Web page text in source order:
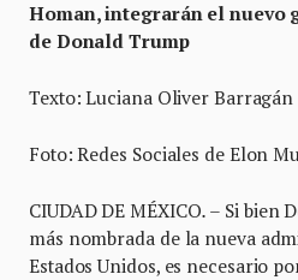
Homan, integrarán el nuevo
de Donald Trump
Texto: Luciana Oliver Barragán
Foto: Redes Sociales de Elon
CIUDAD DE MÉXICO. – Si bien
más nombrada de la nueva
Estados Unidos, es necesario